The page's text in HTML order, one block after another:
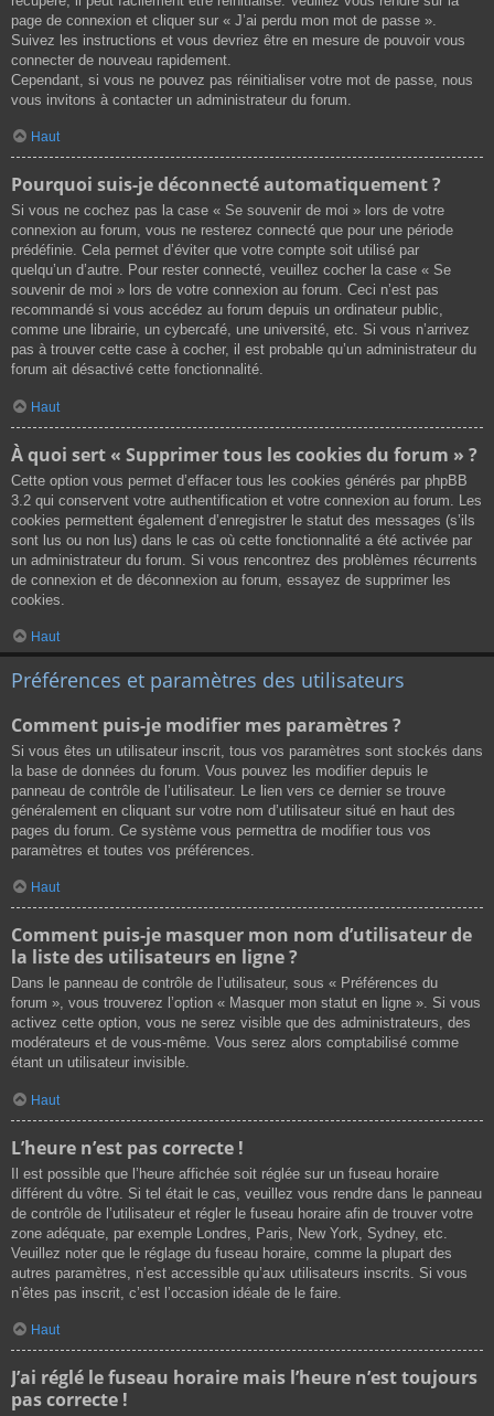
page de connexion et cliquer sur « J’ai perdu mon mot de passe ».
Suivez les instructions et vous devriez être en mesure de pouvoir vous
connecter de nouveau rapidement.
Cependant, si vous ne pouvez pas réinitialiser votre mot de passe, nous
vous invitons à contacter un administrateur du forum.
Haut
Pourquoi suis-je déconnecté automatiquement ?
Si vous ne cochez pas la case « Se souvenir de moi » lors de votre
connexion au forum, vous ne resterez connecté que pour une période
prédéfinie. Cela permet d’éviter que votre compte soit utilisé par
quelqu’un d’autre. Pour rester connecté, veuillez cocher la case « Se
souvenir de moi » lors de votre connexion au forum. Ceci n’est pas
recommandé si vous accédez au forum depuis un ordinateur public,
comme une librairie, un cybercafé, une université, etc. Si vous n’arrivez
pas à trouver cette case à cocher, il est probable qu’un administrateur du
forum ait désactivé cette fonctionnalité.
Haut
À quoi sert « Supprimer tous les cookies du forum » ?
Cette option vous permet d’effacer tous les cookies générés par phpBB
3.2 qui conservent votre authentification et votre connexion au forum. Les
cookies permettent également d’enregistrer le statut des messages (s’ils
sont lus ou non lus) dans le cas où cette fonctionnalité a été activée par
un administrateur du forum. Si vous rencontrez des problèmes récurrents
de connexion et de déconnexion au forum, essayez de supprimer les
cookies.
Haut
Préférences et paramètres des utilisateurs
Comment puis-je modifier mes paramètres ?
Si vous êtes un utilisateur inscrit, tous vos paramètres sont stockés dans
la base de données du forum. Vous pouvez les modifier depuis le
panneau de contrôle de l’utilisateur. Le lien vers ce dernier se trouve
généralement en cliquant sur votre nom d’utilisateur situé en haut des
pages du forum. Ce système vous permettra de modifier tous vos
paramètres et toutes vos préférences.
Haut
Comment puis-je masquer mon nom d’utilisateur de
la liste des utilisateurs en ligne ?
Dans le panneau de contrôle de l’utilisateur, sous « Préférences du
forum », vous trouverez l’option « Masquer mon statut en ligne ». Si vous
activez cette option, vous ne serez visible que des administrateurs, des
modérateurs et de vous-même. Vous serez alors comptabilisé comme
étant un utilisateur invisible.
Haut
L’heure n’est pas correcte !
Il est possible que l’heure affichée soit réglée sur un fuseau horaire
différent du vôtre. Si tel était le cas, veuillez vous rendre dans le panneau
de contrôle de l’utilisateur et régler le fuseau horaire afin de trouver votre
zone adéquate, par exemple Londres, Paris, New York, Sydney, etc.
Veuillez noter que le réglage du fuseau horaire, comme la plupart des
autres paramètres, n’est accessible qu’aux utilisateurs inscrits. Si vous
n’êtes pas inscrit, c’est l’occasion idéale de le faire.
Haut
J’ai réglé le fuseau horaire mais l’heure n’est toujours
pas correcte !